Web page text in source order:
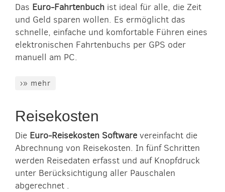
Das Euro-Fahrtenbuch ist ideal für alle, die Zeit
und Geld sparen wollen. Es ermöglicht das
schnelle, einfache und komfortable Führen eines
elektronischen Fahrtenbuchs per GPS oder
manuell am PC.
›» mehr
Reisekosten
Die Euro-Reisekosten Software vereinfacht die
Abrechnung von Reisekosten. In fünf Schritten
werden Reisedaten erfasst und auf Knopfdruck
unter Berücksichtigung aller Pauschalen
abgerechnet .